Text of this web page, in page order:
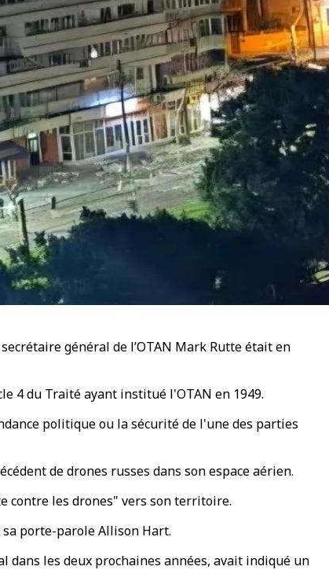
général de l’OTAN Mark Rutte était en
4 du Traité ayant institué l'OTAN en 1949.
politique ou la sécurité de l'une des parties
de drones russes dans son espace aérien.
contre les drones" vers son territoire.
sa porte-parole Allison Hart.
dans les deux prochaines années, avait indiqué un